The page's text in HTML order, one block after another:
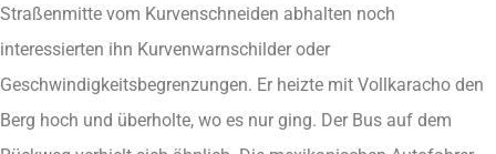
Straßenmitte vom Kurvenschneiden abhalten noch
interessierten ihn Kurvenwarnschilder oder
Geschwindigkeitsbegrenzungen. Er heizte mit Vollkaracho den
Berg hoch und überholte, wo es nur ging. Der Bus auf dem